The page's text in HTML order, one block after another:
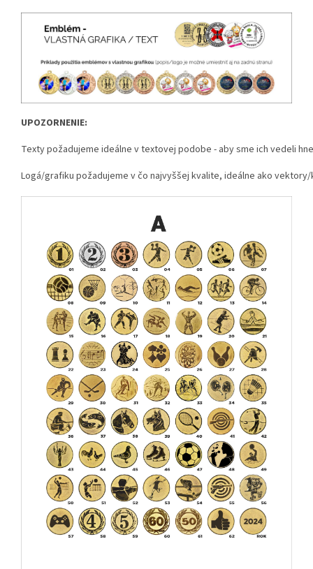
UPOZORNENIE:
Texty požadujeme ideálne v textovej podobe - aby sme ich vedeli
Logá/grafiku požadujeme v čo najvyššej kvalite, ideálne ako